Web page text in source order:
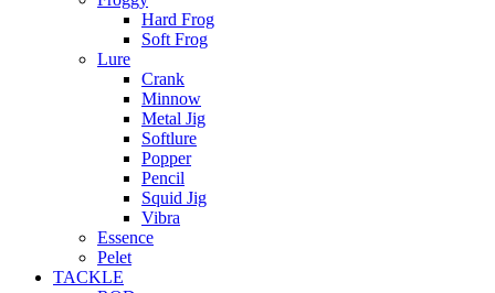
Hard Frog
Soft Frog
Lure
Crank
Minnow
Metal Jig
Softlure
Popper
Pencil
Squid Jig
Vibra
Essence
Pelet
TACKLE